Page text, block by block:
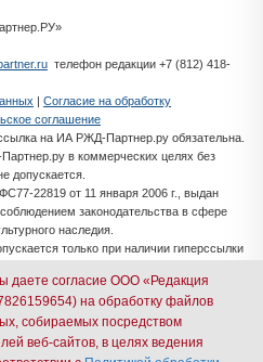
телефон редакции +7 (812) 418-
| Согласие на обработку
соглашение
на ИА РЖД-Партнер.ру обязательна.
в коммерческих целях без
допускается.
22819 от 11 января 2006 г., выдан
законодательства в сфере
наследия.
только при наличии гиперссылки
даете согласие ООО «Редакция
на обработку файлов
собираемых посредством
веб-сайтов, в целях ведения
почтовые сервисы